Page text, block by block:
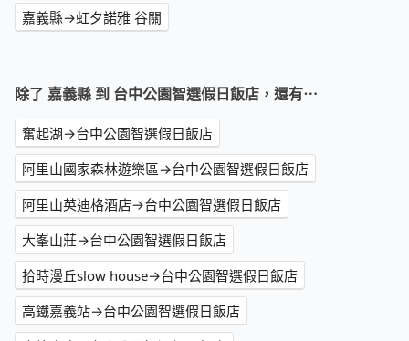
嘉義縣→虹夕諾雅 谷關
除了 嘉義縣 到 台中公園智選假日飯店，還有⋯
奮起湖→台中公園智選假日飯店
阿里山國家森林遊樂區→台中公園智選假日飯店
阿里山英迪格酒店→台中公園智選假日飯店
大峯山莊→台中公園智選假日飯店
拾時漫丘slow house→台中公園智選假日飯店
高鐵嘉義站→台中公園智選假日飯店